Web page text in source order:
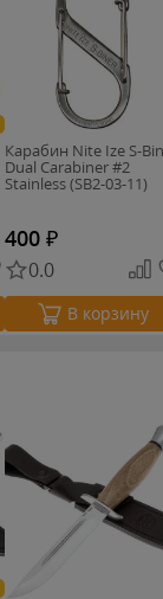
Карабин Nite Ize S-
Dual Carabiner #2
Stainless (SB2-03-11)
400 ₽
0.0
В корзину